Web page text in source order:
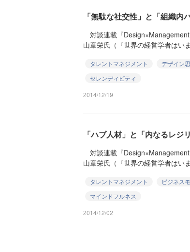
「無駄な社交性」と「組織内
対談連載『
山章栄氏（『世界の経営学者はい
タレントマネジメント デザイン
セレンディピティ
2014/12/19
「ハブ人材」と「内なるレジ
対談連載『
山章栄氏（『世界の経営学者はい
タレントマネジメント ビジネス
マインドフルネス
2014/12/02